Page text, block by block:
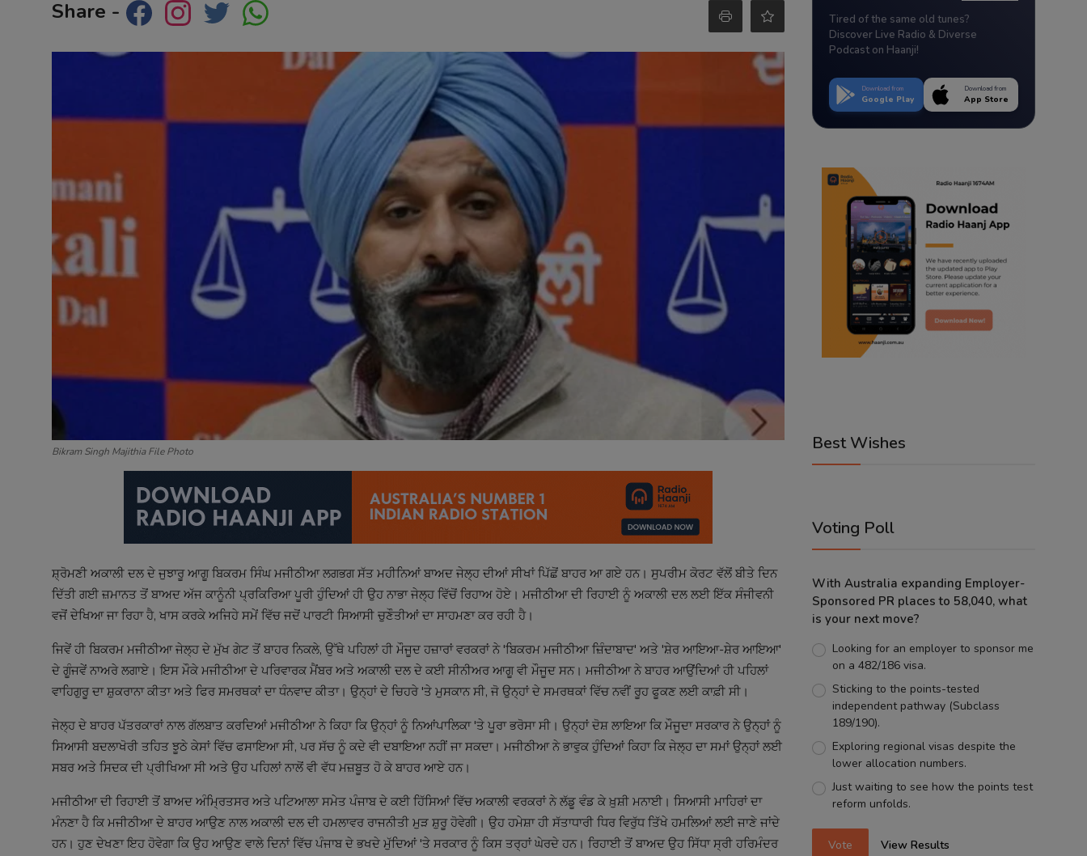
ContactShare -
Bikram Singh Majithia File Photo
ਸ਼੍ਰੋਮਣੀ ਅਕਾਲੀ ਦਲ ਦੇ ਜੁਝਾਰੂ ਆਗੂ ਬਿਕਰਮ ਸਿੰਘ ਮਜੀਠੀਆ ਲਗਭਗ ਸੱਤ ਮਹੀਨਿਆਂ ਬਾਅਦ ਜੇਲ੍ਹ ਦੀਆਂ ਸੀਖਾਂ ਪਿੱਛੋਂ ਬਾਹਰ ਆ ਗਏ ਹਨ। ਸੁਪਰੀਮ ਕੋਰਟ ਵੱਲੋਂ ਬੀਤੇ ਦਿਨ
ਦਿੱਤੀ ਗਈ ਜ਼ਮਾਨਤ ਤੋਂ ਬਾਅਦ ਅੱਜ ਕਾਨੂੰਨੀ ਪ੍ਰਕਿਰਿਆ ਪੂਰੀ ਹੁੰਦਿਆਂ ਹੀ ਉਹ ਨਾਭਾ ਜੇਲ੍ਹ ਵਿੱਚੋਂ ਰਿਹਾਅ ਹੋਏ। ਮਜੀਠੀਆ ਦੀ ਰਿਹਾਈ ਨੂੰ ਅਕਾਲੀ ਦਲ ਲਈ ਇੱਕ ਸੰਜੀਵਨੀ
ਵਜੋਂ ਦੇਖਿਆ ਜਾ ਰਿਹਾ ਹੈ, ਖਾਸ ਕਰਕੇ ਅਜਿਹੇ ਸਮੇਂ ਵਿੱਚ ਜਦੋਂ ਪਾਰਟੀ ਸਿਆਸੀ ਚੁਣੌਤੀਆਂ ਦਾ ਸਾਹਮਣਾ ਕਰ ਰਹੀ ਹੈ।
ਜਿਵੇਂ ਹੀ ਬਿਕਰਮ ਮਜੀਠੀਆ ਜੇਲ੍ਹ ਦੇ ਮੁੱਖ ਗੇਟ ਤੋਂ ਬਾਹਰ ਨਿਕਲੇ, ਉੱਥੇ ਪਹਿਲਾਂ ਹੀ ਮੌਜੂਦ ਹਜ਼ਾਰਾਂ ਵਰਕਰਾਂ ਨੇ 'ਬਿਕਰਮ ਮਜੀਠੀਆ ਜ਼ਿੰਦਾਬਾਦ' ਅਤੇ 'ਸ਼ੇਰ ਆਇਆ-ਸ਼ੇਰ ਆਇਆ'
ਦੇ ਗੂੰਜਵੇਂ ਨਾਅਰੇ ਲਗਾਏ। ਇਸ ਮੌਕੇ ਮਜੀਠੀਆ ਦੇ ਪਰਿਵਾਰਕ ਮੈਂਬਰ ਅਤੇ ਅਕਾਲੀ ਦਲ ਦੇ ਕਈ ਸੀਨੀਅਰ ਆਗੂ ਵੀ ਮੌਜੂਦ ਸਨ। ਮਜੀਠੀਆ ਨੇ ਬਾਹਰ ਆਉਂਦਿਆਂ ਹੀ ਪਹਿਲਾਂ
ਵਾਹਿਗੁਰੂ ਦਾ ਸ਼ੁਕਰਾਨਾ ਕੀਤਾ ਅਤੇ ਫਿਰ ਸਮਰਥਕਾਂ ਦਾ ਧੰਨਵਾਦ ਕੀਤਾ। ਉਨ੍ਹਾਂ ਦੇ ਚਿਹਰੇ 'ਤੇ ਮੁਸਕਾਨ ਸੀ, ਜੋ ਉਨ੍ਹਾਂ ਦੇ ਸਮਰਥਕਾਂ ਵਿੱਚ ਨਵੀਂ ਰੂਹ ਫੂਕਣ ਲਈ ਕਾਫ਼ੀ ਸੀ।
ਜੇਲ੍ਹ ਦੇ ਬਾਹਰ ਪੱਤਰਕਾਰਾਂ ਨਾਲ ਗੱਲਬਾਤ ਕਰਦਿਆਂ ਮਜੀਠੀਆ ਨੇ ਕਿਹਾ ਕਿ ਉਨ੍ਹਾਂ ਨੂੰ ਨਿਆਂਪਾਲਿਕਾ 'ਤੇ ਪੂਰਾ ਭਰੋਸਾ ਸੀ। ਉਨ੍ਹਾਂ ਦੋਸ਼ ਲਾਇਆ ਕਿ ਮੌਜੂਦਾ ਸਰਕਾਰ ਨੇ ਉਨ੍ਹਾਂ ਨੂੰ
ਸਿਆਸੀ ਬਦਲਾਖੋਰੀ ਤਹਿਤ ਝੂਠੇ ਕੇਸਾਂ ਵਿੱਚ ਫਸਾਇਆ ਸੀ, ਪਰ ਸੱਚ ਨੂੰ ਕਦੇ ਵੀ ਦਬਾਇਆ ਨਹੀਂ ਜਾ ਸਕਦਾ। ਮਜੀਠੀਆ ਨੇ ਭਾਵੁਕ ਹੁੰਦਿਆਂ ਕਿਹਾ ਕਿ ਜੇਲ੍ਹ ਦਾ ਸਮਾਂ ਉਨ੍ਹਾਂ ਲਈ
ਸਬਰ ਅਤੇ ਸਿਦਕ ਦੀ ਪ੍ਰੀਖਿਆ ਸੀ ਅਤੇ ਉਹ ਪਹਿਲਾਂ ਨਾਲੋਂ ਵੀ ਵੱਧ ਮਜ਼ਬੂਤ ਹੋ ਕੇ ਬਾਹਰ ਆਏ ਹਨ।
ਮਜੀਠੀਆ ਦੀ ਰਿਹਾਈ ਤੋਂ ਬਾਅਦ ਅੰਮ੍ਰਿਤਸਰ ਅਤੇ ਪਟਿਆਲਾ ਸਮੇਤ ਪੰਜਾਬ ਦੇ ਕਈ ਹਿੱਸਿਆਂ ਵਿੱਚ ਅਕਾਲੀ ਵਰਕਰਾਂ ਨੇ ਲੱਡੂ ਵੰਡ ਕੇ ਖ਼ੁਸ਼ੀ ਮਨਾਈ। ਸਿਆਸੀ ਮਾਹਿਰਾਂ ਦਾ
ਮੰਨਣਾ ਹੈ ਕਿ ਮਜੀਠੀਆ ਦੇ ਬਾਹਰ ਆਉਣ ਨਾਲ ਅਕਾਲੀ ਦਲ ਦੀ ਹਮਲਾਵਰ ਰਾਜਨੀਤੀ ਮੁੜ ਸ਼ੁਰੂ ਹੋਵੇਗੀ। ਉਹ ਹਮੇਸ਼ਾ ਹੀ ਸੱਤਾਧਾਰੀ ਧਿਰ ਵਿਰੁੱਧ ਤਿੱਖੇ ਹਮਲਿਆਂ ਲਈ ਜਾਣੇ ਜਾਂਦੇ
ਹਨ। ਹੁਣ ਦੇਖਣਾ ਇਹ ਹੋਵੇਗਾ ਕਿ ਉਹ ਆਉਣ ਵਾਲੇ ਦਿਨਾਂ ਵਿੱਚ ਪੰਜਾਬ ਦੇ ਭਖਦੇ ਮੁੱਦਿਆਂ 'ਤੇ ਸਰਕਾਰ ਨੂੰ ਕਿਸ ਤਰ੍ਹਾਂ ਘੇਰਦੇ ਹਨ। ਰਿਹਾਈ ਤੋਂ ਬਾਅਦ ਉਹ ਸਿੱਧਾ ਸ੍ਰੀ ਹਰਿਮੰਦਰ
Tired of the same old tunes?
Discover Live Radio & Diverse
Podcast on Haanji!
Download from
Google Play
Download from
App Store
Best Wishes
Voting Poll
With Australia expanding Employer-
Sponsored PR places to 58,040, what
is your next move?
Looking for an employer to sponsor me
on a 482/186 visa.
Sticking to the points-tested
independent pathway (Subclass
189/190).
Exploring regional visas despite the
lower allocation numbers.
Just waiting to see how the points test
reform unfolds.
Vote View Results